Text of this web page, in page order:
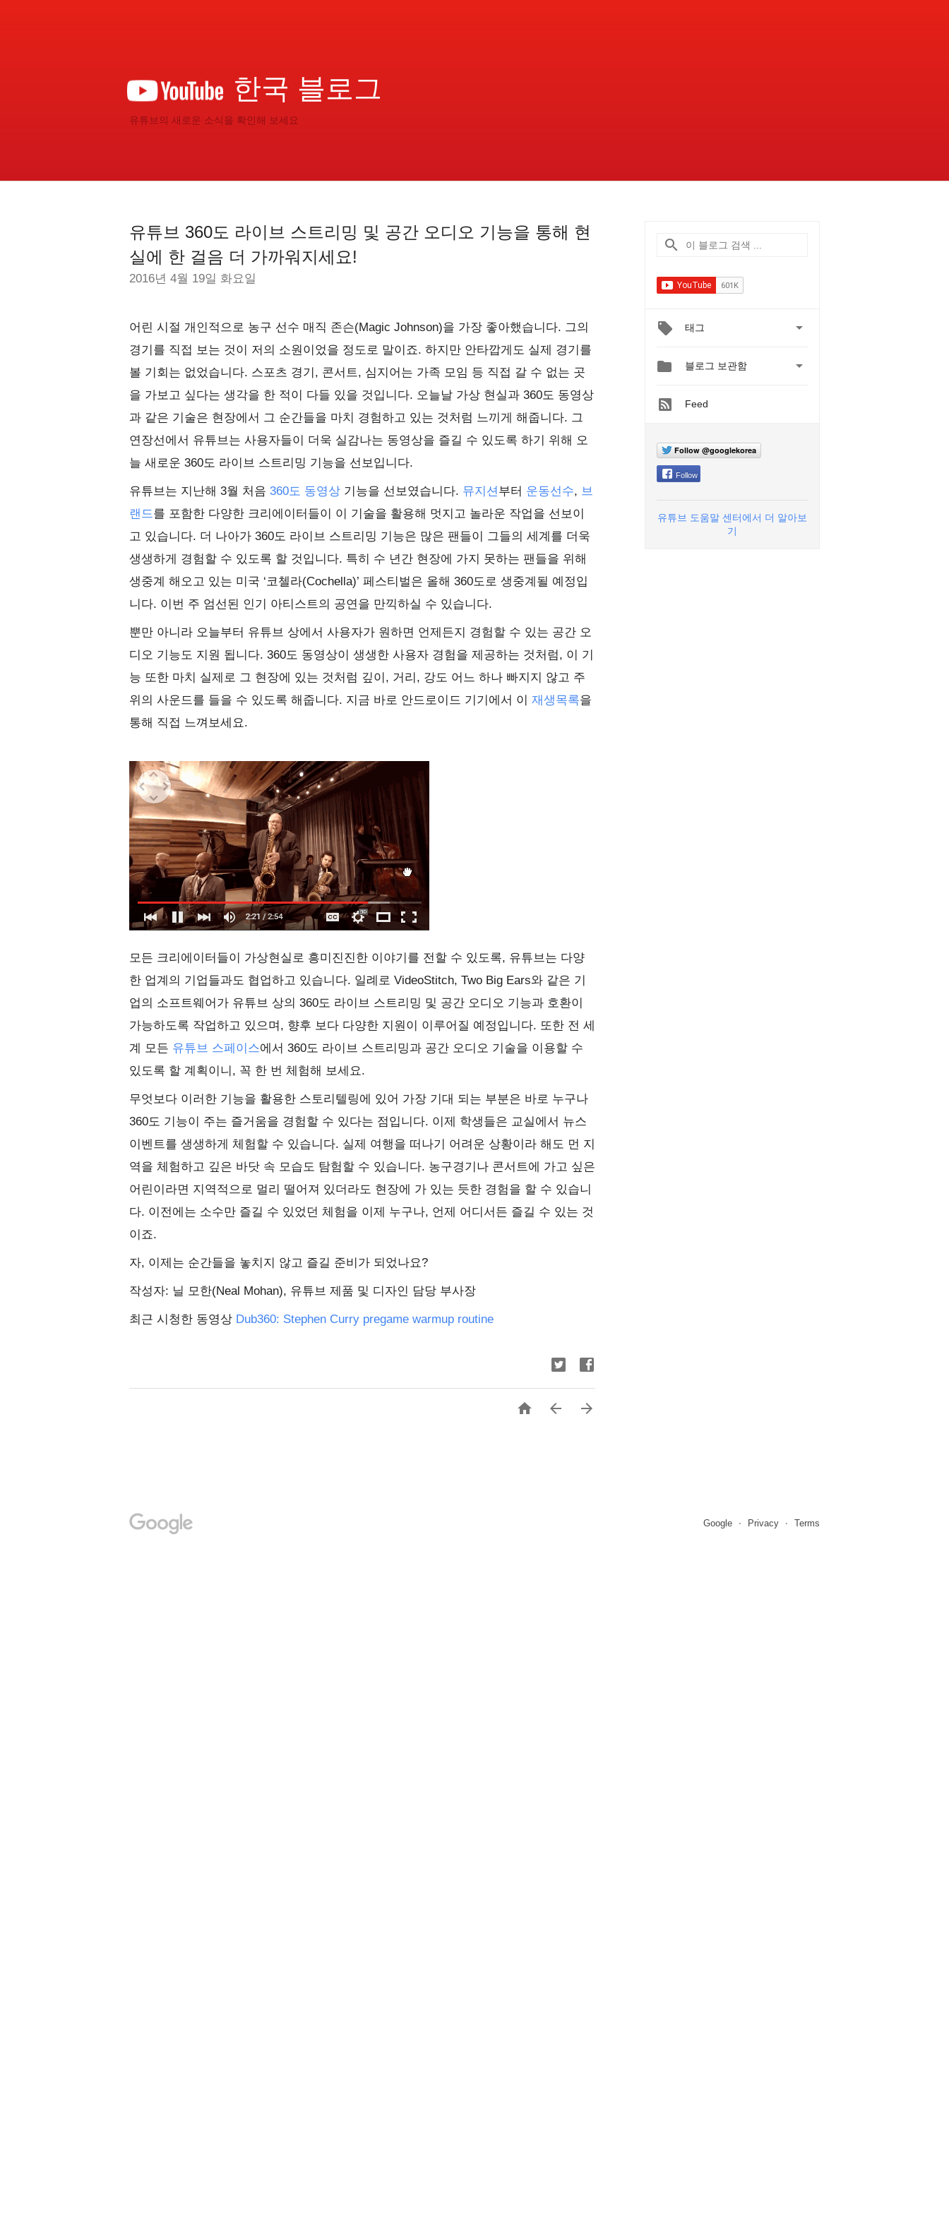
한국 블로그
유튜브의 새로운 소식을 확인해 보세요
유튜브 360도 라이브 스트리밍 및 공간 오디오 기능을 통해 현
실에 한 걸음 더 가까워지세요!
2016년 4월 19일 화요일
어린 시절 개인적으로 농구 선수 매직 존슨(Magic Johnson)을 가장 좋아했습니다. 그의
경기를 직접 보는 것이 저의 소원이었을 정도로 말이죠. 하지만 안타깝게도 실제 경기를
볼 기회는 없었습니다. 스포츠 경기, 콘서트, 심지어는 가족 모임 등 직접 갈 수 없는 곳
을 가보고 싶다는 생각을 한 적이 다들 있을 것입니다. 오늘날 가상 현실과 360도 동영상
과 같은 기술은 현장에서 그 순간들을 마치 경험하고 있는 것처럼 느끼게 해줍니다. 그
연장선에서 유튜브는 사용자들이 더욱 실감나는 동영상을 즐길 수 있도록 하기 위해 오
늘 새로운 360도 라이브 스트리밍 기능을 선보입니다.
유튜브는 지난해 3월 처음 360도 동영상 기능을 선보였습니다. 뮤지션부터 운동선수, 브
랜드를 포함한 다양한 크리에이터들이 이 기술을 활용해 멋지고 놀라운 작업을 선보이
고 있습니다. 더 나아가 360도 라이브 스트리밍 기능은 많은 팬들이 그들의 세계를 더욱
생생하게 경험할 수 있도록 할 것입니다. 특히 수 년간 현장에 가지 못하는 팬들을 위해
생중계 해오고 있는 미국 ‘코첼라(Cochella)’ 페스티벌은 올해 360도로 생중계될 예정입
니다. 이번 주 엄선된 인기 아티스트의 공연을 만끽하실 수 있습니다.
뿐만 아니라 오늘부터 유튜브 상에서 사용자가 원하면 언제든지 경험할 수 있는 공간 오
디오 기능도 지원 됩니다. 360도 동영상이 생생한 사용자 경험을 제공하는 것처럼, 이 기
능 또한 마치 실제로 그 현장에 있는 것처럼 깊이, 거리, 강도 어느 하나 빠지지 않고 주
위의 사운드를 들을 수 있도록 해줍니다. 지금 바로 안드로이드 기기에서 이 재생목록을
통해 직접 느껴보세요.
모든 크리에이터들이 가상현실로 흥미진진한 이야기를 전할 수 있도록, 유튜브는 다양
한 업계의 기업들과도 협업하고 있습니다. 일례로 VideoStitch, Two Big Ears와 같은 기
업의 소프트웨어가 유튜브 상의 360도 라이브 스트리밍 및 공간 오디오 기능과 호환이
가능하도록 작업하고 있으며, 향후 보다 다양한 지원이 이루어질 예정입니다. 또한 전 세
계 모든 유튜브 스페이스에서 360도 라이브 스트리밍과 공간 오디오 기술을 이용할 수
있도록 할 계획이니, 꼭 한 번 체험해 보세요.
무엇보다 이러한 기능을 활용한 스토리텔링에 있어 가장 기대 되는 부분은 바로 누구나
360도 기능이 주는 즐거움을 경험할 수 있다는 점입니다. 이제 학생들은 교실에서 뉴스
이벤트를 생생하게 체험할 수 있습니다. 실제 여행을 떠나기 어려운 상황이라 해도 먼 지
역을 체험하고 깊은 바닷 속 모습도 탐험할 수 있습니다. 농구경기나 콘서트에 가고 싶은
어린이라면 지역적으로 멀리 떨어져 있더라도 현장에 가 있는 듯한 경험을 할 수 있습니
다. 이전에는 소수만 즐길 수 있었던 체험을 이제 누구나, 언제 어디서든 즐길 수 있는 것
이죠.
자, 이제는 순간들을 놓치지 않고 즐길 준비가 되었나요?
작성자: 닐 모한(Neal Mohan), 유튜브 제품 및 디자인 담당 부사장
최근 시청한 동영상 Dub360: Stephen Curry pregame warmup routine
  
태그 
 블로그 보관함 
Feed
Follow @googlekorea
Follow
유튜브 도움말 센터에서 더 알아보
기
Google Privacy Terms